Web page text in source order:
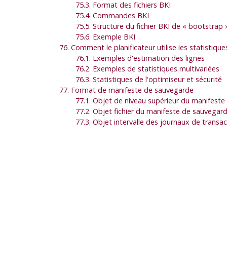
75.3. Format des fichiers BKI
75.4. Commandes BKI
75.5. Structure du fichier BKI de « bootstrap
75.6. Exemple BKI
76. Comment le planificateur utilise les
76.1. Exemples d'estimation des lignes
76.2. Exemples de statistiques multivariées
76.3. Statistiques de l'optimiseur et sécurité
77. Format de manifeste de sauvegarde
77.1. Objet de niveau supérieur du
77.2. Objet fichier du manifeste de
77.3. Objet intervalle des journaux de